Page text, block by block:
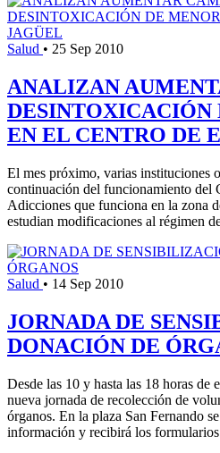
Salud • 25 Sep 2010
ANALIZAN
DESINTOXICACIÓN
EN EL CENTRO DE
El mes próximo, varias instituciones
continuación del funcionamiento del
Adicciones que funciona en la zona
estudian modificaciones al régimen
Salud • 14 Sep 2010
JORNADA DE
DONACIÓN DE
Desde las 10 y hasta las 18 horas de
nueva jornada de recolección de
órganos. En la plaza San Fernando
información y recibirá los